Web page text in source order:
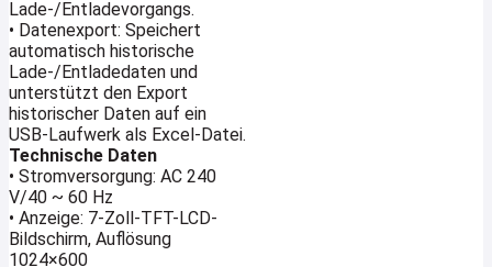
Lade-/Entladevorgangs.
• Datenexport: Speichert
automatisch historische
Lade-/Entladedaten und
unterstützt den Export
historischer Daten auf ein
USB-Laufwerk als Excel-Datei.
Technische Daten
• Stromversorgung: AC 240
V/40 ~ 60 Hz
• Anzeige: 7-Zoll-TFT-LCD-
Bildschirm, Auflösung
1024×600